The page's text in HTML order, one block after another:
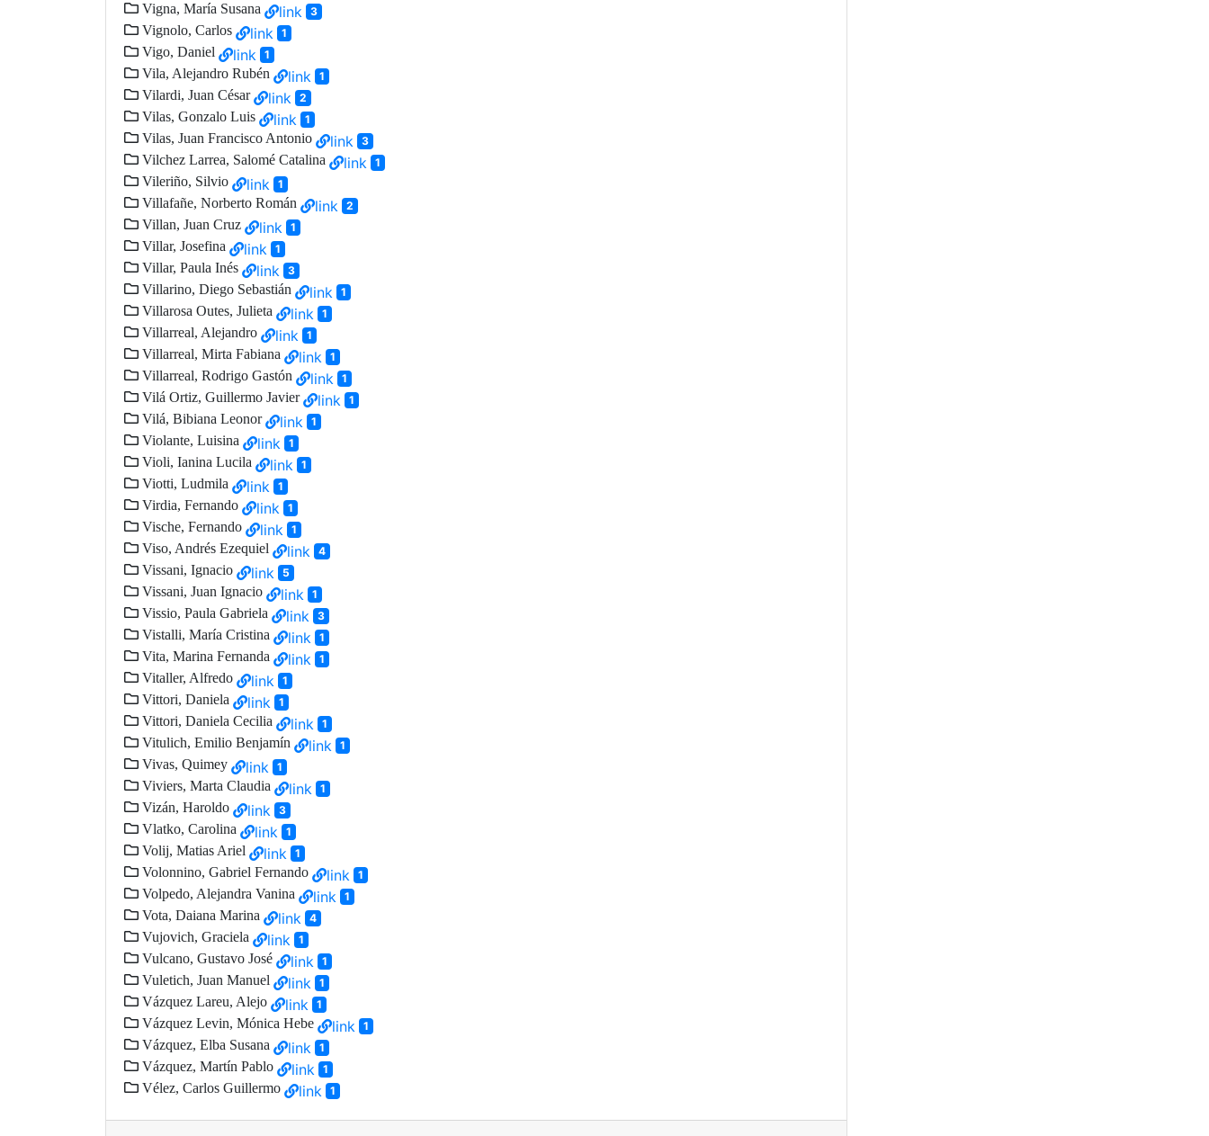
Vigna, María Susana link 3
Vignolo, Carlos link 1
Vigo, Daniel link 1
Vila, Alejandro Rubén link 1
Vilardi, Juan César link 2
Vilas, Gonzalo Luis link 1
Vilas, Juan Francisco Antonio link 3
Vilchez Larrea, Salomé Catalina link 1
Vileriño, Silvio link 1
Villafañe, Norberto Román link 2
Villan, Juan Cruz link 1
Villar, Josefina link 1
Villar, Paula Inés link 3
Villarino, Diego Sebastián link 1
Villarosa Outes, Julieta link 1
Villarreal, Alejandro link 1
Villarreal, Mirta Fabiana link 1
Villarreal, Rodrigo Gastón link 1
Vilá Ortiz, Guillermo Javier link 1
Vilá, Bibiana Leonor link 1
Violante, Luisina link 1
Violi, Ianina Lucila link 1
Viotti, Ludmila link 1
Virdia, Fernando link 1
Vische, Fernando link 1
Viso, Andrés Ezequiel link 4
Vissani, Ignacio link 5
Vissani, Juan Ignacio link 1
Vissio, Paula Gabriela link 3
Vistalli, María Cristina link 1
Vita, Marina Fernanda link 1
Vitaller, Alfredo link 1
Vittori, Daniela link 1
Vittori, Daniela Cecilia link 1
Vitulich, Emilio Benjamín link 1
Vivas, Quimey link 1
Viviers, Marta Claudia link 1
Vizán, Haroldo link 3
Vlatko, Carolina link 1
Volij, Matias Ariel link 1
Volonnino, Gabriel Fernando link 1
Volpedo, Alejandra Vanina link 1
Vota, Daiana Marina link 4
Vujovich, Graciela link 1
Vulcano, Gustavo José link 1
Vuletich, Juan Manuel link 1
Vázquez Lareu, Alejo link 1
Vázquez Levin, Mónica Hebe link 1
Vázquez, Elba Susana link 1
Vázquez, Martín Pablo link 1
Vélez, Carlos Guillermo link 1